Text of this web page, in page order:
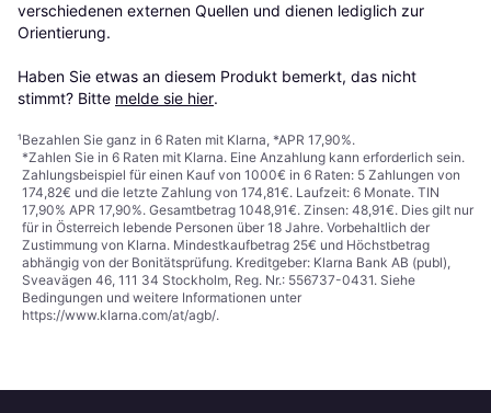
verschiedenen externen Quellen und dienen lediglich zur
Orientierung.
Haben Sie etwas an diesem Produkt bemerkt, das nicht
stimmt? Bitte melde sie hier.
¹Bezahlen Sie ganz in 6 Raten mit Klarna, *APR 17,90%.
*Zahlen Sie in 6 Raten mit Klarna. Eine Anzahlung kann erforderlich sein.
Zahlungsbeispiel für einen Kauf von 1000€ in 6 Raten: 5 Zahlungen von
174,82€ und die letzte Zahlung von 174,81€. Laufzeit: 6 Monate. TIN
17,90% APR 17,90%. Gesamtbetrag 1048,91€. Zinsen: 48,91€. Dies gilt nur
für in Österreich lebende Personen über 18 Jahre. Vorbehaltlich der
Zustimmung von Klarna. Mindestkaufbetrag 25€ und Höchstbetrag
abhängig von der Bonitätsprüfung. Kreditgeber: Klarna Bank AB (publ),
Sveavägen 46, 111 34 Stockholm, Reg. Nr.: 556737-0431. Siehe
Bedingungen und weitere Informationen unter
https://www.klarna.com/at/agb/.